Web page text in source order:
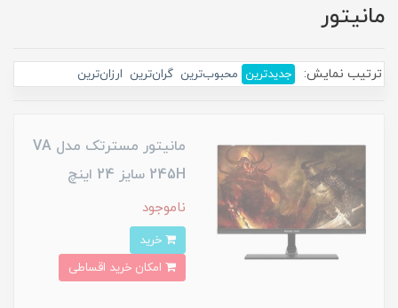
مانیتور
ترتیب نمایش: جدیدترین محبوب‌ترین گران‌ترین ارزان‌ترین
مانیتور مسترتک مدل VA
245H سایز 24 اینچ
ناموجود